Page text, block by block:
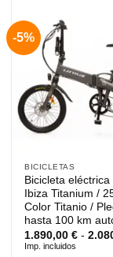
múltiples
variantes.
Las
opciones
se
pueden
elegir
página
de
producto
-5%
BICICLETAS
Bicicleta eléctrica
Ibiza Titanium /
Color Titanio /
hasta 100 km
1.890,00€ -
Imp. incluidos